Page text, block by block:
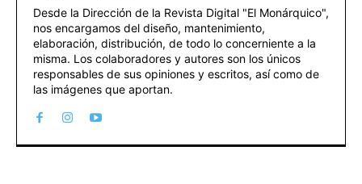
Desde la Dirección de la Revista Digital "El Monárquico",
nos encargamos del diseño, mantenimiento,
elaboración, distribución, de todo lo concerniente a la
misma. Los colaboradores y autores son los únicos
responsables de sus opiniones y escritos, así como de
las imágenes que aportan.